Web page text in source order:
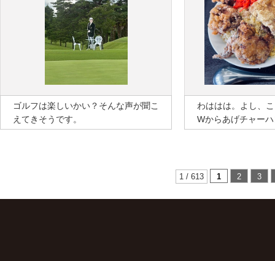
ゴルフは楽しいかい？そんな声が聞こ
えてきそうです。
わははは。よし、
Wからあげチャー
1 / 613 1 2 3